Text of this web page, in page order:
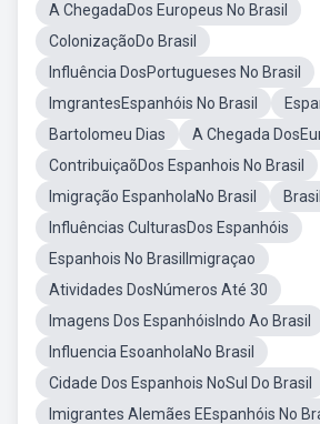
A ChegadaDos Europeus No Brasil
ColonizaçãoDo Brasil
Influência DosPortugueses No Brasil
ImgrantesEspanhóis No Brasil
Bartolomeu Dias
A Chegada
ContribuiçaõDos Espanhois No Brasil
Imigração EspanholaNo Brasil
Influências CulturasDos Espanhóis
Espanhois No BrasilImigraçao
Atividades DosNúmeros Até 30
Imagens Dos EspanhóisIndo Ao Brasil
Influencia EsoanholaNo Brasil
Cidade Dos Espanhois NoSul Do Brasil
Imigrantes Alemães EEspanhóis No